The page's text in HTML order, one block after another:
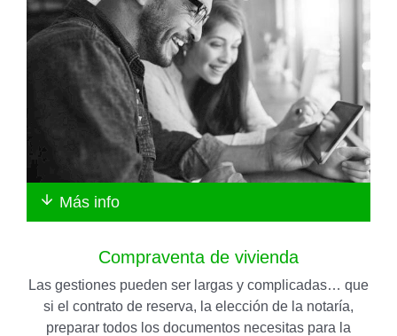
Más info
Compraventa de vivienda
Las gestiones pueden ser largas y complicadas… que
si el contrato de reserva, la elección de la notaría,
preparar todos los documentos necesitas para la